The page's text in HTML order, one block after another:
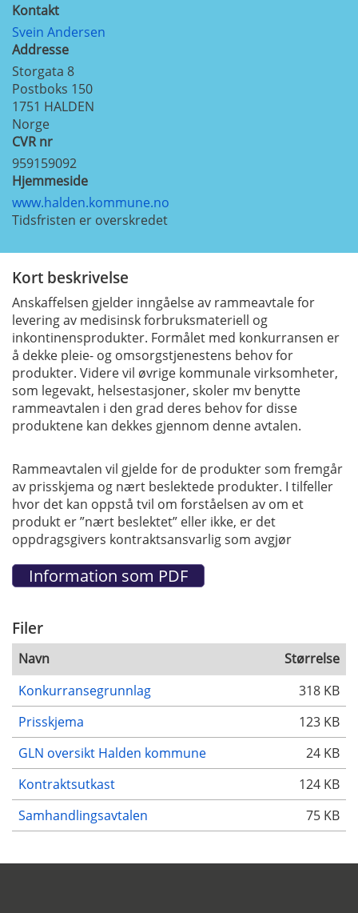
Kontakt
Svein Andersen
Addresse
Storgata 8
Postboks 150
1751 HALDEN
Norge
CVR nr
959159092
Hjemmeside
www.halden.kommune.no
Tidsfristen er overskredet
Kort beskrivelse
Anskaffelsen gjelder inngåelse av rammeavtale for
levering av medisinsk forbruksmateriell og
inkontinensprodukter. Formålet med konkurransen er
å dekke pleie- og omsorgstjenestens behov for
produkter. Videre vil øvrige kommunale virksomheter,
som legevakt, helsestasjoner, skoler mv benytte
rammeavtalen i den grad deres behov for disse
produktene kan dekkes gjennom denne avtalen.
Rammeavtalen vil gjelde for de produkter som fremgår
av prisskjema og nært beslektede produkter. I tilfeller
hvor det kan oppstå tvil om forståelsen av om et
produkt er ”nært beslektet” eller ikke, er det
oppdragsgivers kontraktsansvarlig som avgjør
Filer
Navn
Størrelse
Konkurransegrunnlag
318 KB
Prisskjema
123 KB
GLN oversikt Halden kommune
24 KB
Kontraktsutkast
124 KB
Samhandlingsavtalen
75 KB